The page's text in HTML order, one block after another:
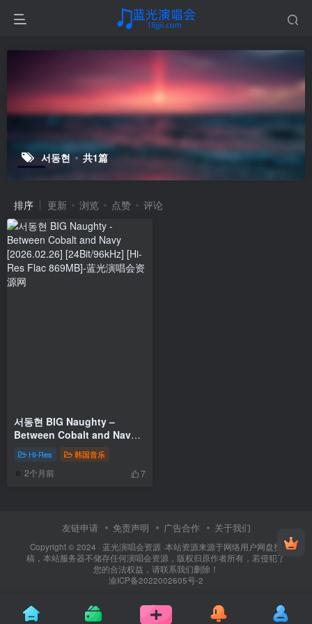
서동현 共1篇
排序 更新 浏览 点赞 评论
서동현 BIG Naughty –
Between Cobalt and Navy
[2026.02.26] [24Bit/96kHz]
[Hi-Res Flac 869MB]
Hi-Res 韩国音乐
2个月前 7
友链申请 免责声明 广告合作 关于我们
Copyright © 2024 · 蓝光演唱会资源 ·本站资源来源于网络用户网盘投
稿，本站服务器不储存任何演唱会资源，版权归原作者所有，若侵犯了
您的合法权益，请联系我们删除！
渝ICP备2022002605号-2